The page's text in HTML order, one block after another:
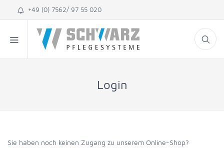
+49 (0) 7562/ 97 55 020
Login
Sie haben noch keinen Zugang zu unserem Online-Shop?